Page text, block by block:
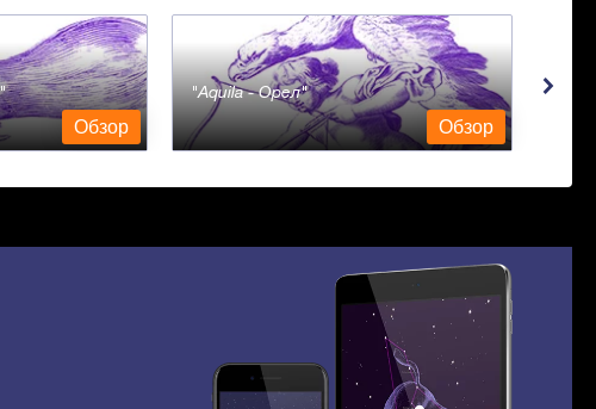
Обзор
Aquila - Орел
Обзор